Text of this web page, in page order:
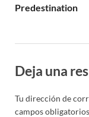
Predestination
Deja una
Tu dirección de
campos